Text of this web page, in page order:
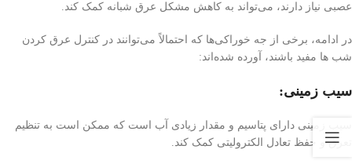
عصبی نیاز دارند، می‌تواند به کاهش مشکل عرق شبانه کمک کند.
در ادامه، برخی از جه خوراکی‌ها که احتمالاً می‌توانند در کنترل عرق کردن
شب ها مفید باشند، آورده شده‌اند:
سیب زمینی:
سیب زمینی دارای پتاسیم و مقدار زیادی آب است که ممکن است به تنظیم
تعرق و حفظ تعادل الکترولیتی کمک کند.